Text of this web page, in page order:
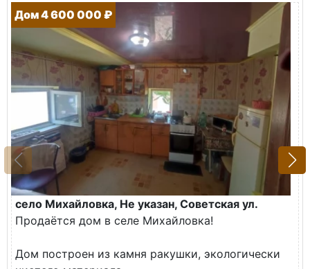
Дом 4 600 000 ₽
село Михайловка, Не указан, Советская ул.
Продаётся дом в селе Михайловка!
Дом построен из камня ракушки, экологически